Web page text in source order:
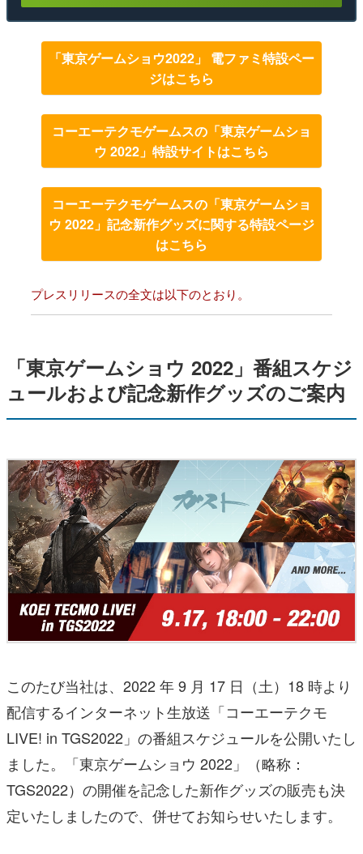
「東京ゲームショウ2022」 電ファミ特設ペー
ジはこちら
コーエーテクモゲームスの「東京ゲームショ
ウ 2022」特設サイトはこちら
コーエーテクモゲームスの「東京ゲームショ
ウ 2022」記念新作グッズに関する特設ページ
はこちら
プレスリリースの全文は以下のとおり。
「東京ゲームショウ 2022」番組スケジ
ュールおよび記念新作グッズのご案内
このたび当社は、2022 年 9 月 17 日（土）18 時より
配信するインターネット生放送「コーエーテクモ
LIVE! in TGS2022」の番組スケジュールを公開いたし
ました。「東京ゲームショウ 2022」（略称：
TGS2022）の開催を記念した新作グッズの販売も決
定いたしましたので、併せてお知らせいたします。